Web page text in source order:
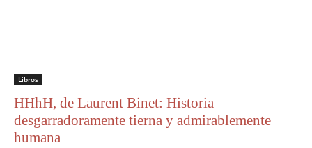
Libros
HHhH, de Laurent Binet: Historia
desgarradoramente tierna y admirablemente
humana